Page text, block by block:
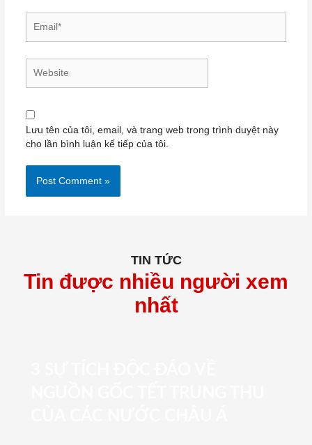
Lưu tên của tôi, email, và trang web trong trình duyệt này
cho lần bình luận kế tiếp của tôi.
TIN TỨC
Tin được nhiều người xem
nhất